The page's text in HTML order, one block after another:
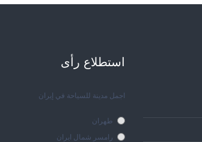
استطلاع رأی
اجمل مدينة للسياحة في إيران
طهران
رامسر شمال ايران